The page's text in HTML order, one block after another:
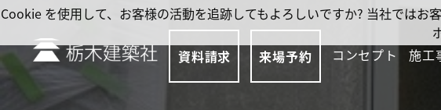
資料請求 来場予約 コンセプト 施工
Cookie を使用して、お客様の活動を追跡してもよろしいですか? 当社では